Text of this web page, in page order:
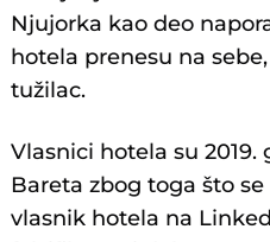
Njujorka kao deo
hotela prenesu na
tužilac.
Vlasnici hotela su
Bareta zbog toga što
vlasnik hotela na